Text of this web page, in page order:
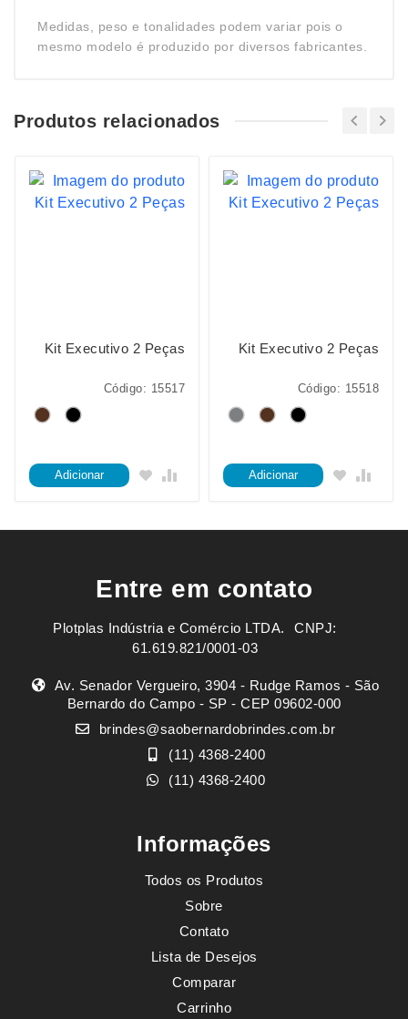
Medidas, peso e tonalidades podem variar pois o
mesmo modelo é produzido por diversos fabricantes.
Produtos relacionados
Kit Executivo 2 Peças
Código: 15517
Adicionar
Kit Executivo 2 Peças
Código: 15518
Adicionar
Entre em contato
Plotplas Indústria e Comércio LTDA. ㅤㅤㅤ CNPJ:
61.619.821/0001-03
Av. Senador Vergueiro, 3904 - Rudge Ramos - São
Bernardo do Campo - SP - CEP 09602-000
brindes@saobernardobrindes.com.br
(11) 4368-2400
(11) 4368-2400
Informações
Todos os Produtos
Sobre
Contato
Lista de Desejos
Comparar
Carrinho